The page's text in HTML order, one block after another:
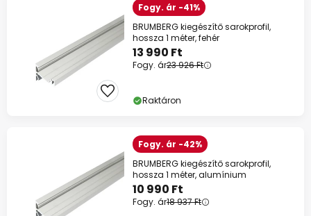
Fogy. ár -41%
BRUMBERG kiegészítő sarokprofil,
hossza 1 méter, fehér
13 990 Ft
Fogy. ár23 926 Ft
Raktáron
Fogy. ár -42%
BRUMBERG kiegészítő sarokprofil,
hossza 1 méter, alumínium
10 990 Ft
Fogy. ár18 937 Ft